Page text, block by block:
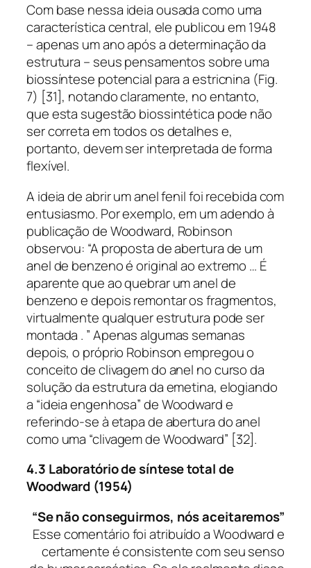
Com base nessa ideia ousada como uma
característica central, ele publicou em 1948
– apenas um ano após a determinação da
estrutura – seus pensamentos sobre uma
biossíntese potencial para a estricnina (Fig.
7) [31], notando claramente, no entanto,
que esta sugestão biossintética pode não
ser correta em todos os detalhes e,
portanto, devem ser interpretada de forma
flexível.
A ideia de abrir um anel fenil foi recebida com
entusiasmo. Por exemplo, em um adendo à
publicação de Woodward, Robinson
observou: “A proposta de abertura de um
anel de benzeno é original ao extremo … É
aparente que ao quebrar um anel de
benzeno e depois remontar os fragmentos,
virtualmente qualquer estrutura pode ser
montada . ” Apenas algumas semanas
depois, o próprio Robinson empregou o
conceito de clivagem do anel no curso da
solução da estrutura da emetina, elogiando
a “ideia engenhosa” de Woodward e
referindo-se à etapa de abertura do anel
como uma “clivagem de Woodward” [32].
4.3 Laboratório de síntese total de
Woodward (1954)
“Se não conseguirmos, nós aceitaremos”
Esse comentário foi atribuído a Woodward e
certamente é consistente com seu senso